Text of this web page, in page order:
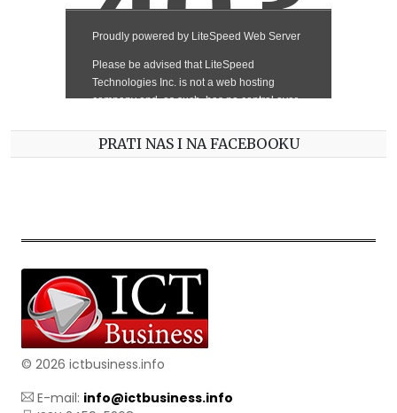
PRATI NAS I NA FACEBOOKU
© 2026 ictbusiness.info
E-mail: info@ictbusiness.info